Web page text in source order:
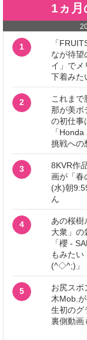
1ヵ
1
「
なが待望
イ」でメ
下着みた
2
これま
那が美ボ
の初仕事
「
挑戦への
3
8KVR作
画が「春
(水)朝
ん
4
あの桜樹
大衆」の
「櫻 -
もみたい
(^◇^;)」
5
お尻スポ
木Mob.
生初のグ
裏側動画